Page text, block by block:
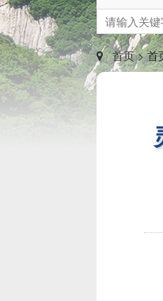
首页 >首